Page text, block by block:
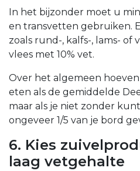
In het bijzonder moet u
en transvetten gebruiken.
zoals rund-, kalfs-, lams- of
vlees met 10% vet.
Over het algemeen
eten als de gemiddelde
maar als je niet zonder
ongeveer 1/5 van je bord
6. Kies
laag vetgehalte